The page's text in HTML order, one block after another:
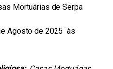
Mortuárias de Serpa
Agosto de 2025 às